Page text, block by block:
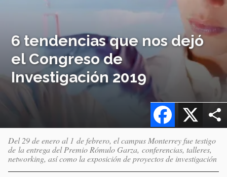
6 tendencias que nos dejó
el Congreso de
Investigación 2019
X
Facebook
Del 29 de enero al 1 de febrero, el campus Monterrey fue testigo
de la entrega del Premio Rómulo Garza, conferencias, talleres,
networking, así como la exposición de proyectos de investigación